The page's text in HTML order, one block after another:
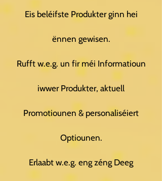
Eis beléifste Produkter ginn hei
ënnen gewisen.
Rufft w.e.g. un fir méi Informatioun
iwwer Produkter, aktuell
Promotiounen & personaliséiert
Optiounen.
Erlaabt w.e.g. eng zéng Deeg